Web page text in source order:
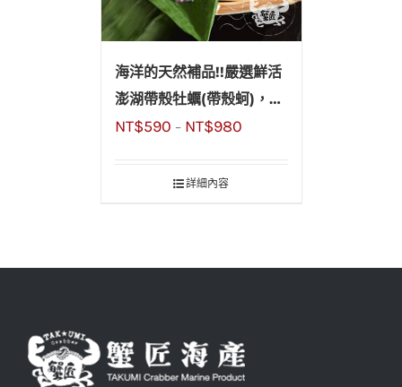
海洋的天然補品!!嚴選鮮活
澎湖帶殼牡蠣(帶殼蚵)，鮮
甜飽滿無腥味，聚餐烤肉必
NT$590 – NT$980
詳細內容